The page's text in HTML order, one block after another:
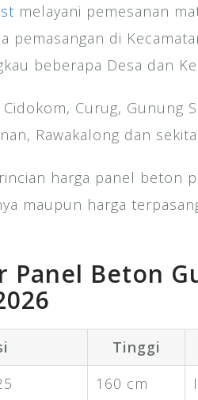
melayani pemesanan
pemasangan di
beberapa Desa dan
Curug, Gunung
Rawakalong dan
harga panel beton
maupun harga
Panel Beton
Tinggi
160 cm